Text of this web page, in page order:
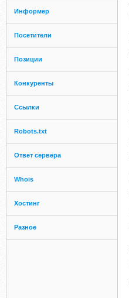
Информер
Посетители
Позиции
Конкуренты
Ссылки
Robots.txt
Ответ сервера
Whois
Хостинг
Разное